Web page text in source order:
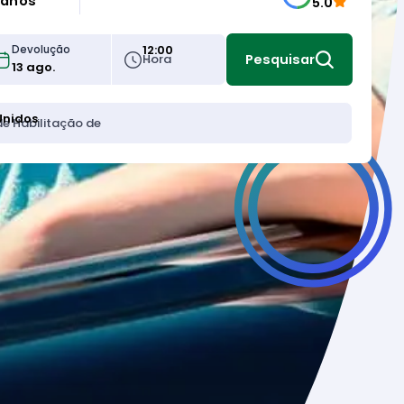
Devolução
Hora
12:00
Pesquisar
Habilitação de